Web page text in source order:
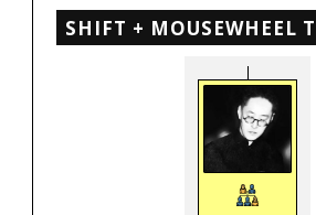
SHIFT + MOUSEWHEEL